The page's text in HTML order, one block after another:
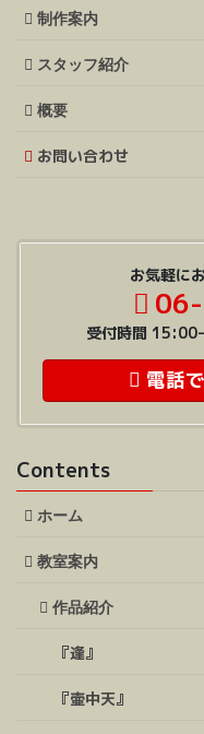
制作案内
スタッフ紹介
概要
お問い合わせ
お気軽に
受付時間
電話
Contents
ホーム
教室案内
作品紹介
『逢』
『壷中天』